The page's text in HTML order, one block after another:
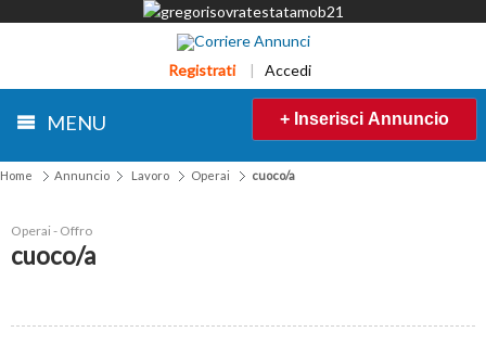
Registrati | Accedi
MENU + Inserisci Annuncio
Home Annuncio Lavoro Operai cuoco/a
Operai - Offro
cuoco/a